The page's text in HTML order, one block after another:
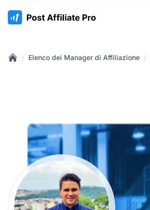
:site.title
/ Elenco dei Manager di Affiliazione /